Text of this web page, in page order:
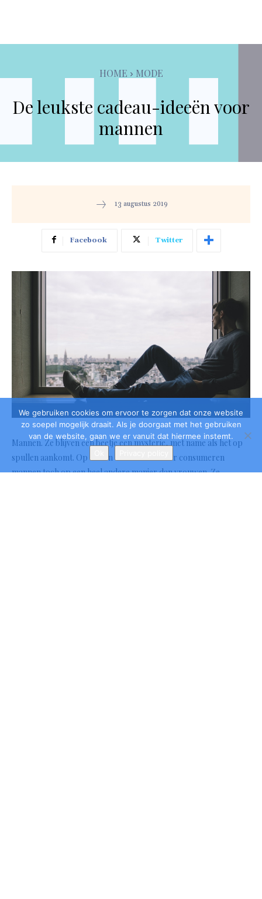
We gebruiken cookies om ervoor te zorgen dat onze website
zo soepel mogelijk draait. Als je doorgaat met het gebruiken
van de website, gaan we er vanuit dat hiermee instemt.